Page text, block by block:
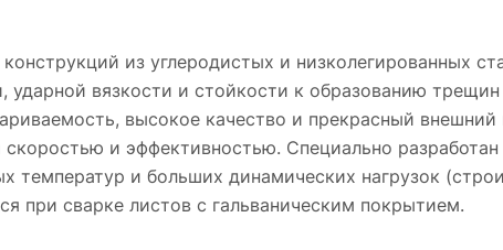
из углеродистых и низколегированных
ударной вязкости и стойкости к образованию
высокое качество и прекрасный
и эффективностью. Специально
и больших динамических нагрузок
при сварке листов с гальваническим покрытием.